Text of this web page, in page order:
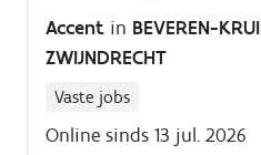
gebeurt met een elektrische
een goede klantenbinding.
Accent in BEVEREN-
ZWIJNDRECHT
Vaste jobs
Online sinds 13 jul. 2026